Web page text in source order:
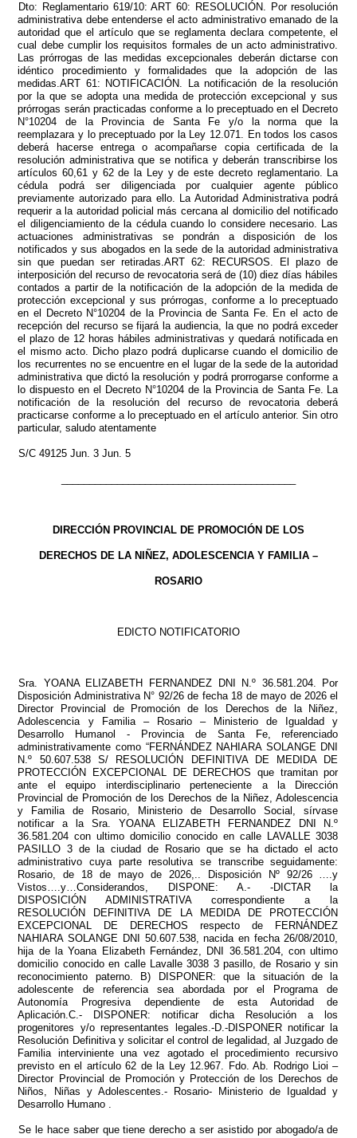
Dto: Reglamentario 619/10: ART 60: RESOLUCIÓN. Por resolución
administrativa debe entenderse el acto administrativo emanado de la
autoridad que el artículo que se reglamenta declara competente, el
cual debe cumplir los requisitos formales de un acto administrativo.
Las prórrogas de las medidas excepcionales deberán dictarse con
idéntico procedimiento y formalidades que la adopción de las
medidas.ART 61: NOTIFICACIÓN. La notificación de la resolución
por la que se adopta una medida de protección excepcional y sus
prórrogas serán practicadas conforme a lo preceptuado en el Decreto
N°10204 de la Provincia de Santa Fe y/o la norma que la
reemplazara y lo preceptuado por la Ley 12.071. En todos los casos
deberá hacerse entrega o acompañarse copia certificada de la
resolución administrativa que se notifica y deberán transcribirse los
artículos 60,61 y 62 de la Ley y de este decreto reglamentario. La
cédula podrá ser diligenciada por cualquier agente público
previamente autorizado para ello. La Autoridad Administrativa podrá
requerir a la autoridad policial más cercana al domicilio del notificado
el diligenciamiento de la cédula cuando lo considere necesario. Las
actuaciones administrativas se pondrán a disposición de los
notificados y sus abogados en la sede de la autoridad administrativa
sin que puedan ser retiradas.ART 62: RECURSOS. El plazo de
interposición del recurso de revocatoria será de (10) diez días hábiles
contados a partir de la notificación de la adopción de la medida de
protección excepcional y sus prórrogas, conforme a lo preceptuado
en el Decreto N°10204 de la Provincia de Santa Fe. En el acto de
recepción del recurso se fijará la audiencia, la que no podrá exceder
el plazo de 12 horas hábiles administrativas y quedará notificada en
el mismo acto. Dicho plazo podrá duplicarse cuando el domicilio de
los recurrentes no se encuentre en el lugar de la sede de la autoridad
administrativa que dictó la resolución y podrá prorrogarse conforme a
lo dispuesto en el Decreto N°10204 de la Provincia de Santa Fe. La
notificación de la resolución del recurso de revocatoria deberá
practicarse conforme a lo preceptuado en el artículo anterior. Sin otro
particular, saludo atentamente
S/C 49125 Jun. 3 Jun. 5
DIRECCIÓN PROVINCIAL DE PROMOCIÓN DE LOS
DERECHOS DE LA NIÑEZ, ADOLESCENCIA Y FAMILIA –
ROSARIO
EDICTO NOTIFICATORIO
Sra. YOANA ELIZABETH FERNANDEZ DNI N.º 36.581.204. Por
Disposición Administrativa N° 92/26 de fecha 18 de mayo de 2026 el
Director Provincial de Promoción de los Derechos de la Niñez,
Adolescencia y Familia – Rosario – Ministerio de Igualdad y
Desarrollo Humanol - Provincia de Santa Fe, referenciado
administrativamente como “FERNÁNDEZ NAHIARA SOLANGE DNI
N.º 50.607.538 S/ RESOLUCIÓN DEFINITIVA DE MEDIDA DE
PROTECCIÓN EXCEPCIONAL DE DERECHOS que tramitan por
ante el equipo interdisciplinario perteneciente a la Dirección
Provincial de Promoción de los Derechos de la Niñez, Adolescencia
y Familia de Rosario, Ministerio de Desarrollo Social, sírvase
notificar a la Sra. YOANA ELIZABETH FERNANDEZ DNI N.º
36.581.204 con ultimo domicilio conocido en calle LAVALLE 3038
PASILLO 3 de la ciudad de Rosario que se ha dictado el acto
administrativo cuya parte resolutiva se transcribe seguidamente:
Rosario, de 18 de mayo de 2026,.. Disposición Nº 92/26 ….y
Vistos….y…Considerandos, DISPONE: A.- -DICTAR la
DISPOSICIÓN ADMINISTRATIVA correspondiente a la
RESOLUCIÓN DEFINITIVA DE LA MEDIDA DE PROTECCIÓN
EXCEPCIONAL DE DERECHOS respecto de FERNÁNDEZ
NAHIARA SOLANGE DNI 50.607.538, nacida en fecha 26/08/2010,
hija de la Yoana Elizabeth Fernández, DNI 36.581.204, con ultimo
domicilio conocido en calle Lavalle 3038 3 pasillo, de Rosario y sin
reconocimiento paterno. B) DISPONER: que la situación de la
adolescente de referencia sea abordada por el Programa de
Autonomía Progresiva dependiente de esta Autoridad de
Aplicación.C.- DISPONER: notificar dicha Resolución a los
progenitores y/o representantes legales.-D.-DISPONER notificar la
Resolución Definitiva y solicitar el control de legalidad, al Juzgado de
Familia interviniente una vez agotado el procedimiento recursivo
previsto en el artículo 62 de la Ley 12.967. Fdo. Ab. Rodrigo Lioi –
Director Provincial de Promoción y Protección de los Derechos de
Niños, Niñas y Adolescentes.- Rosario- Ministerio de Igualdad y
Desarrollo Humano .
Se le hace saber que tiene derecho a ser asistido por abogado/a de